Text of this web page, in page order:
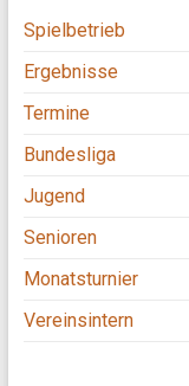
Spielbetrieb
Ergebnisse
Termine
Bundesliga
Jugend
Senioren
Monatsturnier
Vereinsintern